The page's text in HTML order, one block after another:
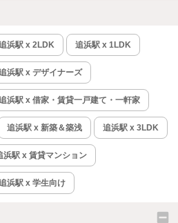
浜駅 x 2LDK 追浜駅 x 1LDK
浜駅 x デザイナーズ
浜駅 x 借家・賃貸一戸建て・一軒家
追浜駅 x 新築＆築浅 追浜駅 x 3LDK
浜駅 x 賃貸マンション
浜駅 x 学生向け